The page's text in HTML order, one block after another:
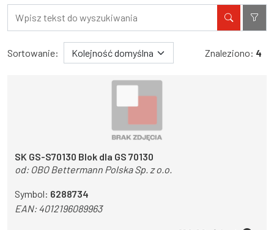
Filtry
Wyniki wyszukiwania
Sortowanie: Znaleziono: 4
SK GS-S70130 Blok dla GS 70130
od: OBO Bettermann Polska Sp. z o.o.
Symbol: 6288734
EAN:4012196089963